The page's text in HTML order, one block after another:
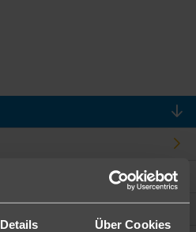
Details Über Cookies